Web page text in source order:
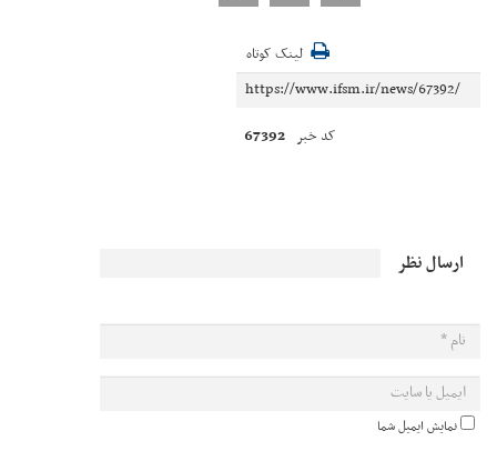
لینک کوتاه
کد خبر 67392
ارسال نظر
نمایش ایمیل شما